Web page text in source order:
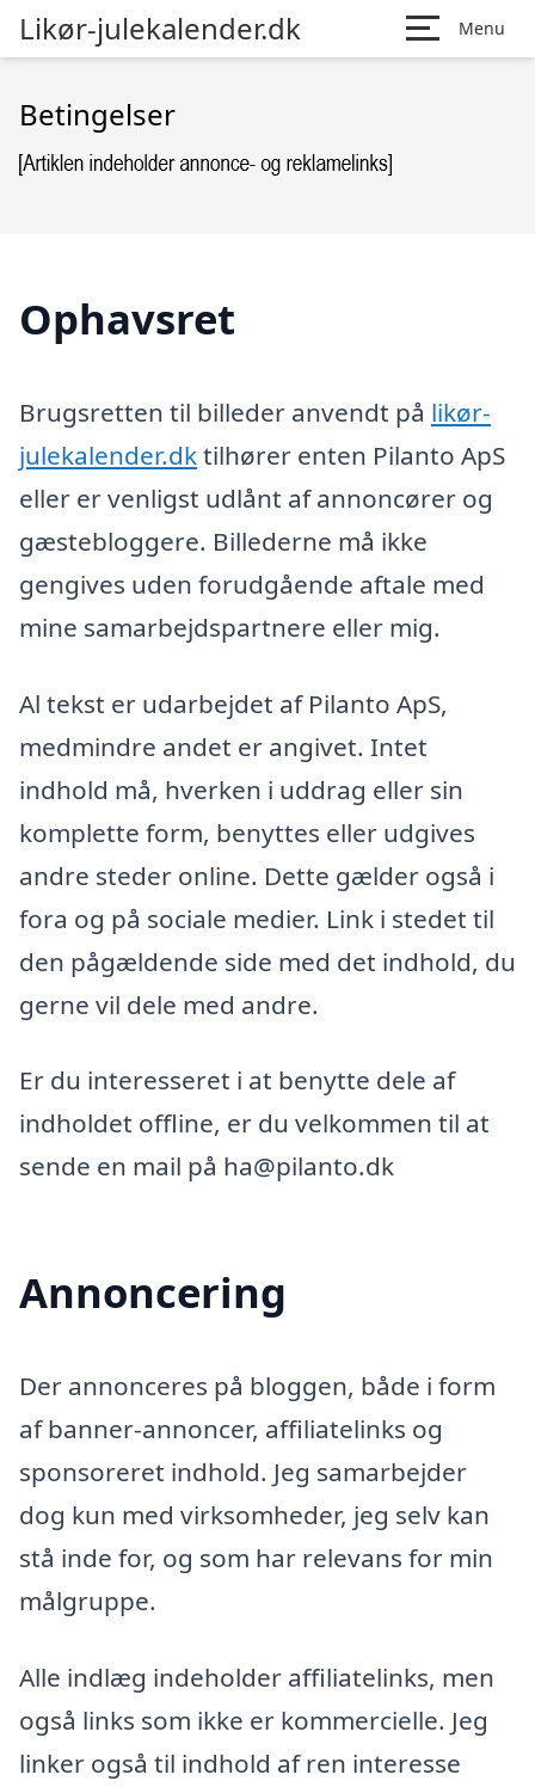
Likør-julekalender.dk Menu
Betingelser
Ophavsret
Brugsretten til billeder anvendt på likør-
julekalender.dktilhører enten Pilanto ApS
eller er venligst udlånt af annoncører og
gæstebloggere. Billederne må ikke
gengives uden forudgående aftale med
mine samarbejdspartnere eller mig.
Al tekst er udarbejdet af Pilanto ApS,
medmindre andet er angivet. Intet
indhold må, hverken i uddrag eller sin
komplette form, benyttes eller udgives
andre steder online. Dette gælder også i
fora og på sociale medier. Link i stedet til
den pågældende side med det indhold, du
gerne vil dele med andre.
Er du interesseret i at benytte dele af
indholdet offline, er du velkommen til at
sende en mail på ha@pilanto.dk
Annoncering
Der annonceres på bloggen, både i form
af banner-annoncer, affiliatelinks og
sponsoreret indhold. Jeg samarbejder
dog kun med virksomheder, jeg selv kan
stå inde for, og som har relevans for min
målgruppe.
Alle indlæg indeholder affiliatelinks, men
også links som ikke er kommercielle. Jeg
linker også til indhold af ren interesse